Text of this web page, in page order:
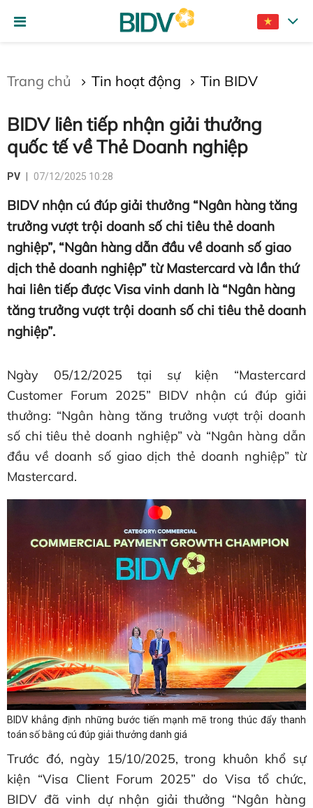
Trang chủ Tin hoạt động Tin BIDV
BIDV liên tiếp nhận giải thưởng
quốc tế về Thẻ Doanh nghiệp
PV 07/12/2025 10:28
BIDV nhận cú đúp giải thưởng “Ngân hàng tăng
trưởng vượt trội doanh số chi tiêu thẻ doanh
nghiệp”, “Ngân hàng dẫn đầu về doanh số giao
dịch thẻ doanh nghiệp” từ Mastercard và lần thứ
hai liên tiếp được Visa vinh danh là “Ngân hàng
tăng trưởng vượt trội doanh số chi tiêu thẻ doanh
nghiệp”.
Ngày 05/12/2025 tại sự kiện “Mastercard
Customer Forum 2025” BIDV nhận cú đúp giải
thưởng: “Ngân hàng tăng trưởng vượt trội doanh
số chi tiêu thẻ doanh nghiệp” và “Ngân hàng dẫn
đầu về doanh số giao dịch thẻ doanh nghiệp” từ
Mastercard.
BIDV khẳng định những bước tiến mạnh mẽ trong thúc đẩy thanh
toán số bằng cú đúp giải thưởng danh giá
Trước đó, ngày 15/10/2025, trong khuôn khổ sự
kiện “Visa Client Forum 2025” do Visa tổ chức,
BIDV đã vinh dự nhận giải thưởng “Ngân hàng
Gửi bình luận
Hủy Gửi